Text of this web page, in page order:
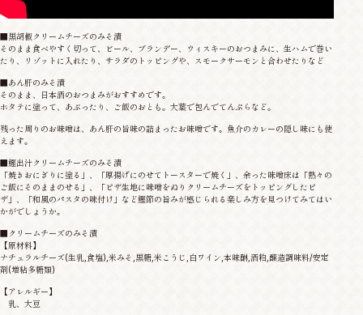
■黒胡椒クリームチーズのみそ漬
そのまま食べやすく切って、ビール、ブランデー、ウィスキーのおつまみに、生ハムで巻い
たり、リゾットに入れたり、サラダのトッピングや、スモークサーモンと合わせたりなど
■あん肝のみそ漬
そのまま、日本酒のおつまみがおすすめです。
ホタテに塗って、あぶったり、ご飯のおとも。大葉で包んでてんぷらなど。
残った周りのお味噌は、あん肝の旨味の詰まったお味噌です。魚介のカレーの隠し味にも使
えます。
■鰹出汁クリームチーズのみそ漬
「焼きおにぎりに塗る」、「厚揚げにのせてトースターで焼く」、余った味噌床は「熱々の
ご飯にそのままのせる」、「ピザ生地に味噌をぬりクリームチーズをトッピングしたピ
ザ」、「和風のパスタの味付け」など鰹節の旨みが感じられる楽しみ方を見つけてみてはい
かがでしょうか。
■クリームチーズのみそ漬
【原材料】
ナチュラルチーズ(生乳,食塩),米みそ,黒糖,米こうじ,白ワイン,本味醂,酒粕,醸造調味料/安定
剤(増粘多糖類)
【アレルギー】
乳、大豆